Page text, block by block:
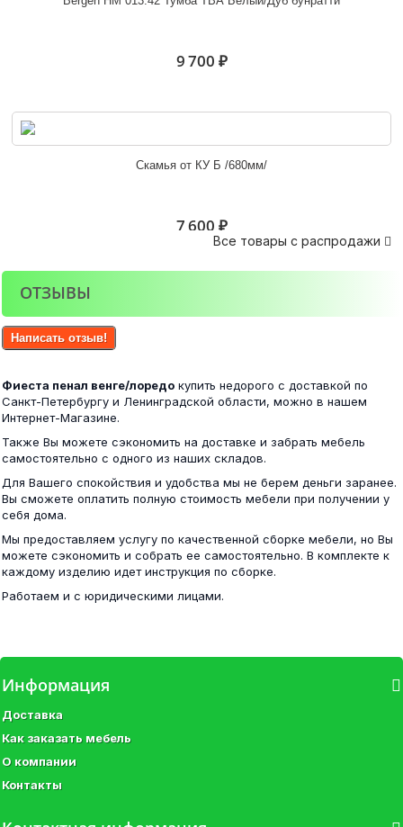
Фиеста шкаф 3-х створчатый венге/лоредо
Фиеста шкаф 4-х створчатый венге/лоредо
9 700 ₽
Скамья от КУ Б /680мм/
7 600 ₽
Стол компьютерный Лайф белый/грей
8 200 ₽
Тумба многоцелевого назначения Тео...
7 600 ₽
Кровать с ортопедом Сальма КР 024
Тумба прикроватная ТБ Венеция
Все товары с распродажи 
ОТЗЫВЫ
Написать отзыв!
Фиеста пенал венге/лоредо купить недорого с доставкой по
Санкт-Петербургу и Ленинградской области, можно в нашем
Интернет-Магазине.
Также Вы можете сэкономить на доставке и забрать мебель
самостоятельно с одного из наших складов.
Для Вашего спокойствия и удобства мы не берем деньги заранее.
Вы сможете оплатить полную стоимость мебели при получении у
себя дома.
Мы предоставляем услугу по качественной сборке мебели, но Вы
можете сэкономить и собрать ее самостоятельно. В комплекте к
каждому изделию идет инструкция по сборке.
Работаем и с юридическими лицами.
Информация
Доставка
Как заказать мебель
О компании
Контакты